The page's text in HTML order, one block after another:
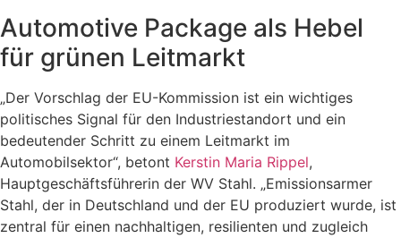
Automotive Package als Hebel
für grünen Leitmarkt
„Der Vorschlag der EU-Kommission ist ein wichtiges
politisches Signal für den Industriestandort und ein
bedeutender Schritt zu einem Leitmarkt im
Automobilsektor“, betont Kerstin Maria Rippel,
Hauptgeschäftsführerin der WV Stahl. „Emissionsarmer
Stahl, der in Deutschland und der EU produziert wurde, ist
zentral für einen nachhaltigen, resilienten und zugleich